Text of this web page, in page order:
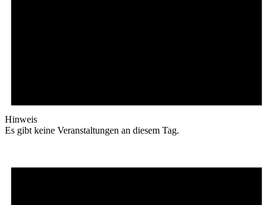
Hinweis
Es gibt keine Veranstaltungen an diesem Tag.